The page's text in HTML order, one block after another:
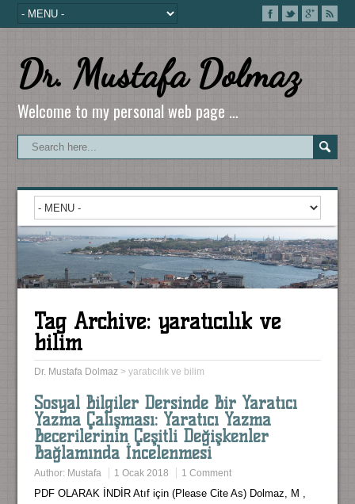
Dr. Mustafa Dolmaz
Welcome to my personal web page …
Tag Archive: yaratıcılık ve
bilim
Dr. Mustafa Dolmaz> yaratıcılık ve bilim
Sosyal Bilgiler Dersinde Bir Yaratıcı
Yazma Çalışması: Yaratıcı Yazma
Becerilerinin Çeşitli Değişkenler
Bağlamında İncelenmesi
Author: Mustafa 1 Ocak 2018 1 Comment
PDF OLARAK İNDİR Atıf için (Please Cite As) Dolmaz, M ,